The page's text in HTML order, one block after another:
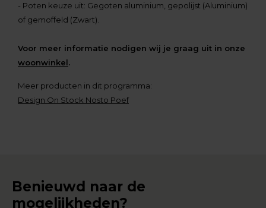
- Poten keuze uit: Gegoten aluminium, gepolijst (Aluminium)
of gemoffeld (Zwart).
Voor meer informatie nodigen wij je graag uit in onze
woonwinkel.
Meer producten in dit programma:
Design On Stock Nosto Poef
Benieuwd naar de
mogelijkheden?